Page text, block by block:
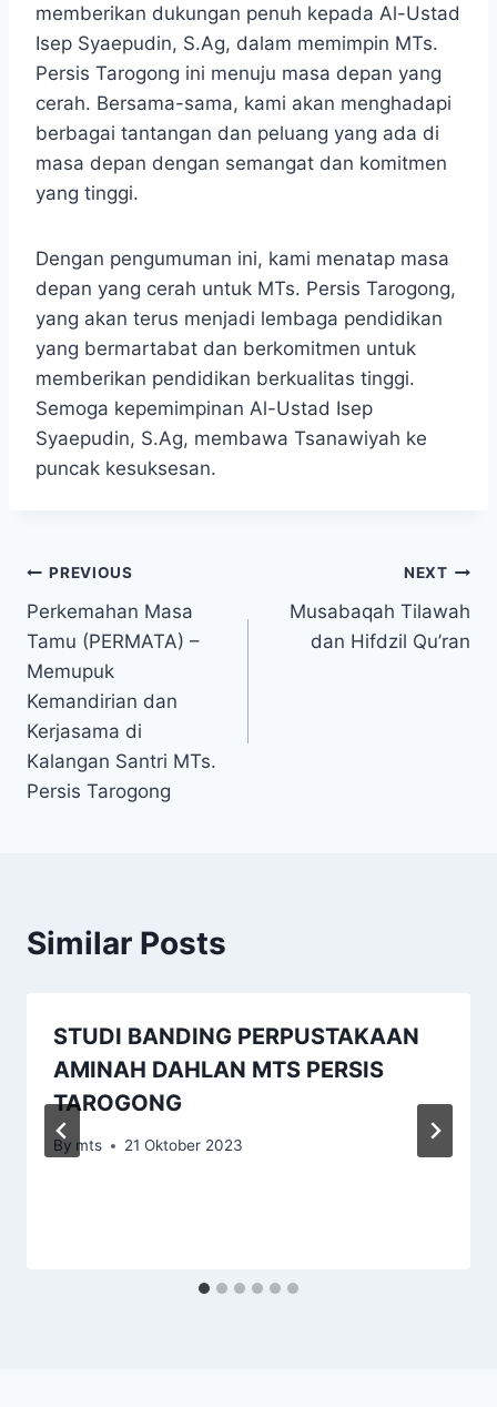
memberikan dukungan penuh kepada Al-Ustad
Isep Syaepudin, S.Ag, dalam memimpin MTs.
Persis Tarogong ini menuju masa depan yang
cerah. Bersama-sama, kami akan menghadapi
berbagai tantangan dan peluang yang ada di
masa depan dengan semangat dan komitmen
yang tinggi.
Dengan pengumuman ini, kami menatap masa
depan yang cerah untuk MTs. Persis Tarogong,
yang akan terus menjadi lembaga pendidikan
yang bermartabat dan berkomitmen untuk
memberikan pendidikan berkualitas tinggi.
Semoga kepemimpinan Al-Ustad Isep
Syaepudin, S.Ag, membawa Tsanawiyah ke
puncak kesuksesan.
PREVIOUS
Perkemahan Masa
Tamu (PERMATA) –
Memupuk
Kemandirian dan
Kerjasama di
Kalangan Santri MTs.
Persis Tarogong
NEXT
Musabaqah Tilawah
dan Hifdzil Qu’ran
Similar Posts
STUDI BANDING PERPUSTAKAAN
AMINAH DAHLAN MTS PERSIS
TAROGONG
By mts 21 Oktober 2023